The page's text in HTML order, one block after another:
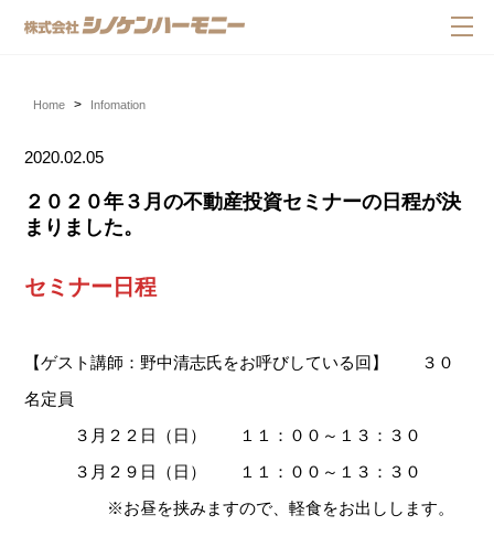
Home Infomation
2020.02.05
２０２０年３月の不動産投資セミナーの日程が決
まりました。
セミナー日程
【ゲスト講師：野中清志氏をお呼びしている回】 ３０
名定員
３月２２日（日） １１：００～１３：３０
３月２９日（日） １１：００～１３：３０
※お昼を挟みますので、軽食をお出しします。